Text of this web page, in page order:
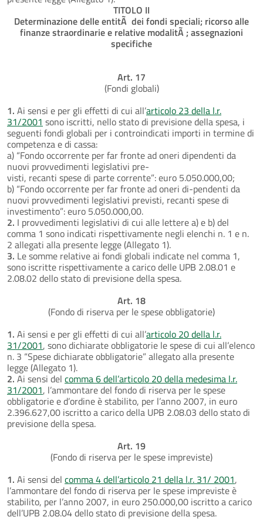
TITOLO II
Determinazione delle entitÃ dei fondi speciali; ricorso alle
finanze straordinarie e relative modalitÃ ; assegnazioni
specifiche
Art. 17
(Fondi globali)
1. Ai sensi e per gli effetti di cui all’articolo 23 della l.r.
31/2001 sono iscritti, nello stato di previsione della spesa, i
seguenti fondi globali per i controindicati importi in termine di
competenza e di cassa:
a) “Fondo occorrente per far fronte ad oneri dipendenti da
nuovi provvedimenti legislativi pre-
visti, recanti spese di parte corrente”: euro 5.050.000,00;
b) “Fondo occorrente per far fronte ad oneri di-pendenti da
nuovi provvedimenti legislativi previsti, recanti spese di
investimento”: euro 5.050.000,00.
2. I provvedimenti legislativi di cui alle lettere a) e b) del
comma 1 sono indicati rispettivamente negli elenchi n. 1 e n.
2 allegati alla presente legge (Allegato 1).
3. Le somme relative ai fondi globali indicate nel comma 1,
sono iscritte rispettivamente a carico delle UPB 2.08.01 e
2.08.02 dello stato di previsione della spesa.
Art. 18
(Fondo di riserva per le spese obbligatorie)
1. Ai sensi e per gli effetti di cui all’articolo 20 della l.r.
31/2001, sono dichiarate obbligatorie le spese di cui all’elenco
n. 3 “Spese dichiarate obbligatorie” allegato alla presente
legge (Allegato 1).
2. Ai sensi del comma 6 dell’articolo 20 della medesima l.r.
31/2001, l’ammontare del fondo di riserva per le spese
obbligatorie e d’ordine è stabilito, per l’anno 2007, in euro
2.396.627,00 iscritto a carico della UPB 2.08.03 dello stato di
previsione della spesa.
Art. 19
(Fondo di riserva per le spese impreviste)
1. Ai sensi del comma 4 dell’articolo 21 della l.r. 31/ 2001,
l’ammontare del fondo di riserva per le spese impreviste è
stabilito, per l’anno 2007, in euro 250.000,00 iscritto a carico
dell’UPB 2.08.04 dello stato di previsione della spesa.